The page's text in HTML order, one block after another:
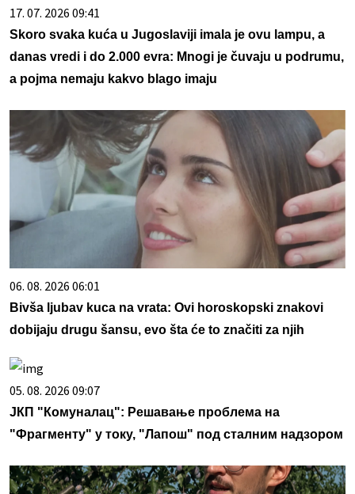
17. 07. 2026 09:41
Skoro svaka kuća u Jugoslaviji imala je ovu lampu, a
danas vredi i do 2.000 evra: Mnogi je čuvaju u podrumu,
a pojma nemaju kakvo blago imaju
06. 08. 2026 06:01
Bivša ljubav kuca na vrata: Ovi horoskopski znakovi
dobijaju drugu šansu, evo šta će to značiti za njih
05. 08. 2026 09:07
ЈКП "Комуналац": Решавање проблема на
"Фрагменту" у току, "Лапош" под сталним надзором